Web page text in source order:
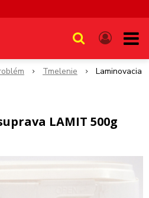
Tmelenie
Laminovacia
LAMIT 500g